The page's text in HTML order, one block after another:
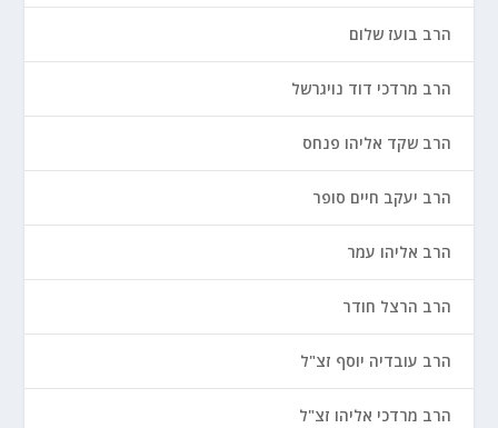
הרב בועז שלום
הרב מרדכי דוד נויגרשל
הרב שקד אליהו פנחס
הרב יעקב חיים סופר
הרב אליהו עמר
הרב הרצל חודר
הרב עובדיה יוסף זצ"ל
הרב מרדכי אליהו זצ"ל